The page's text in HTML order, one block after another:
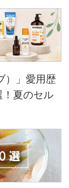
）」愛用歴
！夏のセル